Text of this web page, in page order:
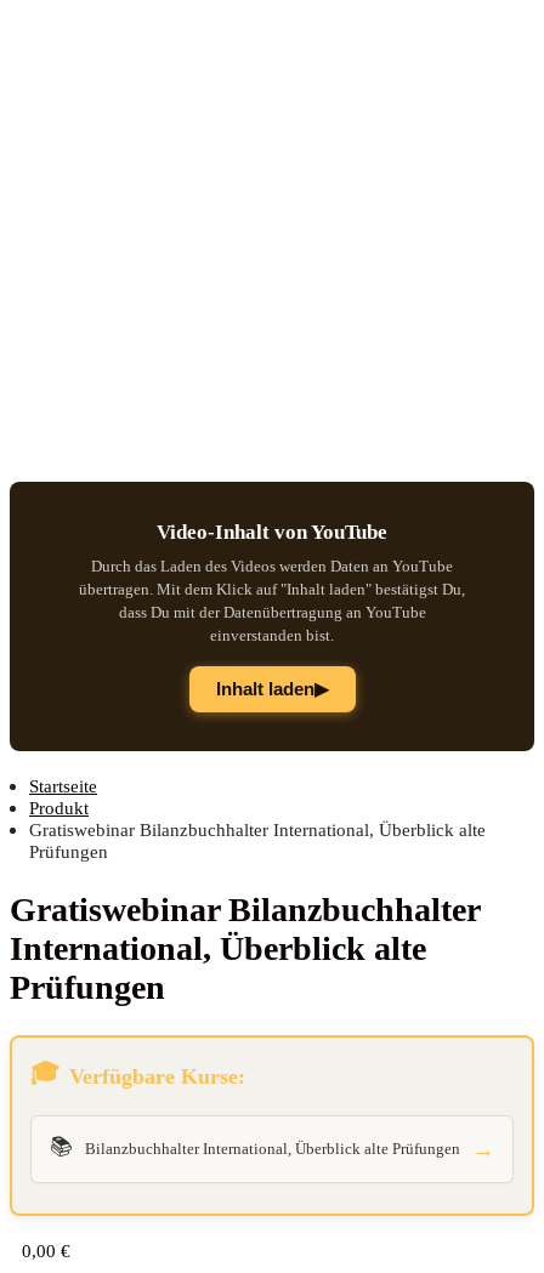
Video-Inhalt von YouTube
Durch das Laden des Videos werden Daten an YouTube
übertragen. Mit dem Klick auf "Inhalt laden" bestätigst Du,
dass Du mit der Datenübertragung an YouTube
einverstanden bist.
Inhalt laden▶
Startseite
Produkt
Gratiswebinar Bilanzbuchhalter International, Überblick alte
Prüfungen
Gra­tis­web­i­nar Bilanz­buch­hal­ter
Inter­na­tio­nal, Über­blick alte
Prüfungen
Verfügbare Kurse:
📚 Bilanzbuchhalter International, Überblick alte Prüfungen →
0,00 €